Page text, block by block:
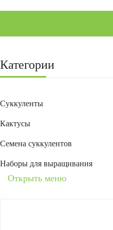
Категории
Суккуленты
Кактусы
Семена суккулентов
Наборы для выращивания
Открыть меню